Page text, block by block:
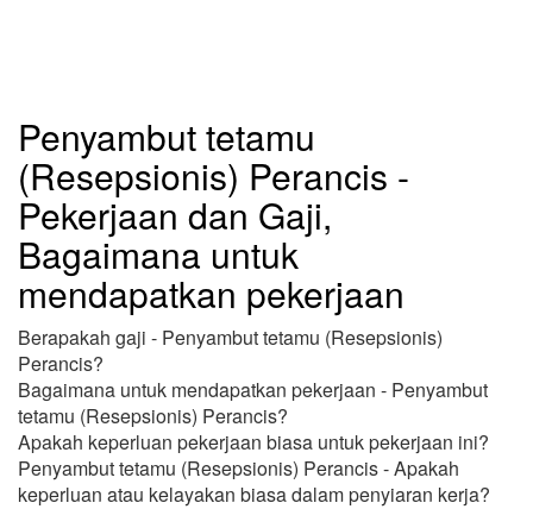
Penyambut tetamu
(Resepsionis) Perancis -
Pekerjaan dan Gaji,
Bagaimana untuk
mendapatkan pekerjaan
Berapakah gaji - Penyambut tetamu (Resepsionis)
Perancis?
Bagaimana untuk mendapatkan pekerjaan - Penyambut
tetamu (Resepsionis) Perancis?
Apakah keperluan pekerjaan biasa untuk pekerjaan ini?
Penyambut tetamu (Resepsionis) Perancis - Apakah
keperluan atau kelayakan biasa dalam penyiaran kerja?